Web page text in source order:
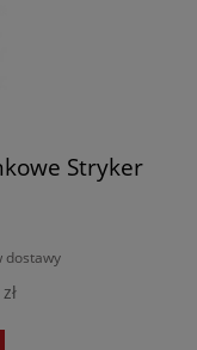
Stryker
dostawy